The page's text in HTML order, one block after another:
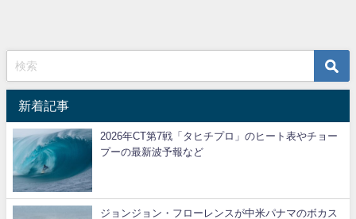
新着記事
2026年CT第7戦「タヒチプロ」のヒート表やチョー
プーの最新波予報など
ジョンジョン・フローレンスが中米パナマのボカス